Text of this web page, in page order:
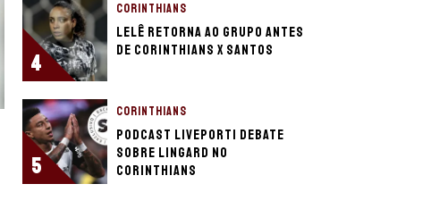
4
CORINTHIANS
Lelê retorna ao grupo antes
de Corinthians x Santos
5
CORINTHIANS
Podcast LivePorTI debate
sobre Lingard no
Corinthians